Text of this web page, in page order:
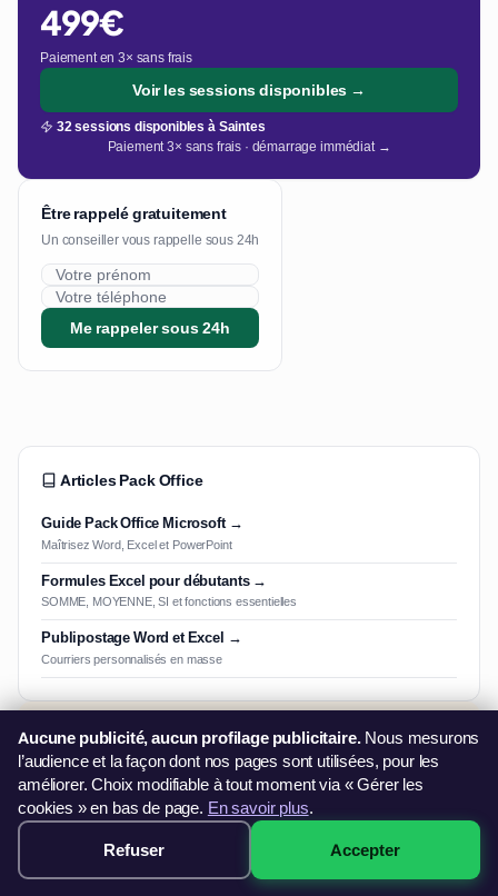
499€
Paiement en 3× sans frais
Voir les sessions disponibles →
32 sessions disponibles à Saintes
Paiement 3× sans frais · démarrage immédiat →
Être rappelé gratuitement
Un conseiller vous rappelle sous 24h
Me rappeler sous 24h
Articles Pack Office
Guide Pack Office Microsoft →
Maîtrisez Word, Excel et PowerPoint
Formules Excel pour débutants →
SOMME, MOYENNE, SI et fonctions essentielles
Publipostage Word et Excel →
Courriers personnalisés en masse
Paiement & financement
Payez en 3× sans frais · Démarrage immédiat · Sans dossier
Aussi éligible France Travail
Travailleur indépendant ? Découvrez leFIFPL(libéraux) ou le
499€ · Voir les sessions →
Aucune publicité, aucun profilage publicitaire.Nous mesurons
l’audience et la façon dont nos pages sont utilisées, pour les
améliorer. Choix modifiable à tout moment via « Gérer les
cookies » en bas de page. En savoir plus.
Refuser Accepter